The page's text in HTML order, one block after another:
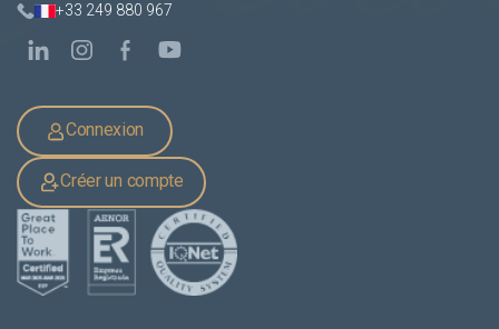
+33 249 880 967
Connexion
Créer un compte